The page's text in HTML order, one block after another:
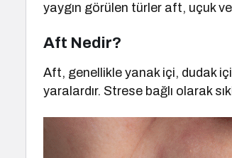
yaygın görülen türler aft, uçuk
Aft Nedir?
Aft, genellikle yanak içi, dudak
yaralardır. Strese bağlı olarak